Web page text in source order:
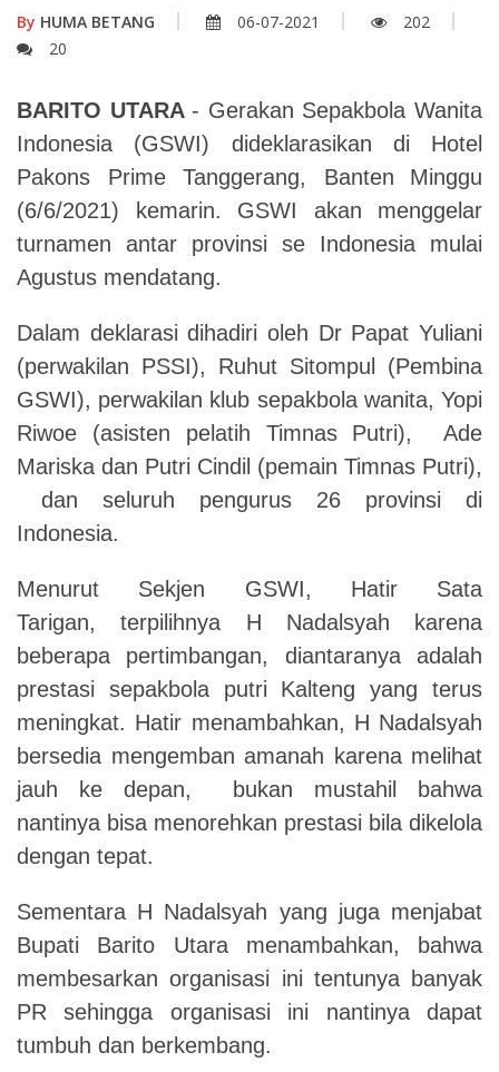
By HUMA BETANG 06-07-2021
202
20
BARITO UTARA - Gerakan Sepakbola Wanita
Indonesia (GSWI) dideklarasikan di Hotel
Pakons Prime Tanggerang, Banten
Minggu
(6/6/2021) kemarin. GSWI akan menggelar
turnamen antar provinsi se Indonesia mulai
Agustus mendatang.
Dalam deklarasi dihadiri oleh Dr Papat Yuliani
(perwakilan PSSI), Ruhut Sitompul (Pembina
GSWI), perwakilan klub sepakbola wanita, Yopi
Riwoe (asisten pelatih Timnas Putri),
Ade
Mariska dan Putri Cindil (pemain Timnas Putri),
dan seluruh pengurus 26 provinsi di
Indonesia.
Menurut Sekjen GSWI, Hatir Sata
Tarigan, terpilihnya H Nadalsyah karena
beberapa pertimbangan,
diantaranya adalah
prestasi sepakbola putri Kalteng yang terus
meningkat. Hatir menambahkan, H Nadalsyah
bersedia mengemban amanah karena melihat
jauh ke depan, bukan mustahil bahwa
nantinya bisa menorehkan prestasi bila dikelola
dengan tepat.
Sementara H Nadalsyah yang juga menjabat
Bupati Barito Utara menambahkan, bahwa
membesarkan organisasi ini tentunya banyak
PR sehingga organisasi ini nantinya dapat
tumbuh dan berkembang.